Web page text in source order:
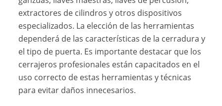
extractores de cilindros y otros dispositivos
especializados. La elección de las herramientas
dependerá de las características de la cerradura y
el tipo de puerta. Es importante destacar que los
cerrajeros profesionales están capacitados en el
uso correcto de estas herramientas y técnicas
para evitar daños innecesarios.